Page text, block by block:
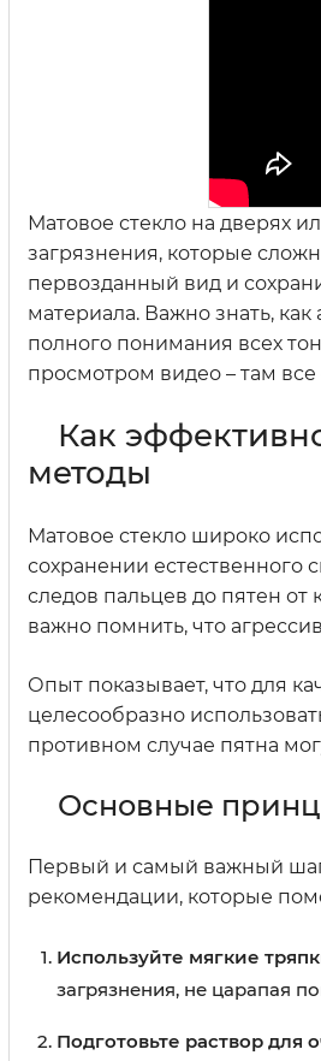
Матовое стекло на дверях
загрязнения, которые
первозданный вид и
материала. Важно знать,
полного понимания всех
просмотром видео – там
Как
методы
Матовое стекло широко
сохранении естественного
следов пальцев до пятен от
важно помнить, что
Опыт показывает, что для
целесообразно
противном случае пятна
Основные
Первый и самый важный
рекомендации, которые
Используйте мягкие
загрязнения, не царапая
Подготовьте раствор для